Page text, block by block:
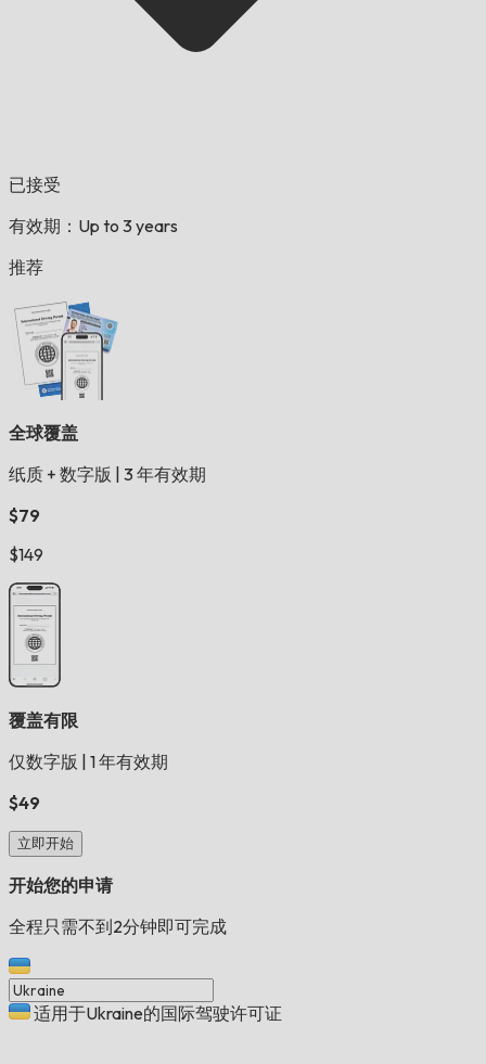
已接受
有效期：Up to 3 years
推荐
全球覆盖
纸质 + 数字版
3 年有效期
$79
$149
覆盖有限
仅数字版
1 年有效期
$49
立即开始
开始您的申请
全程只需不到2分钟即可完成
适用于Ukraine的国际驾驶许可证